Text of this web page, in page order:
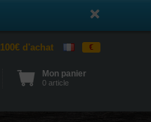
d'achat €
Mon panier
0 article